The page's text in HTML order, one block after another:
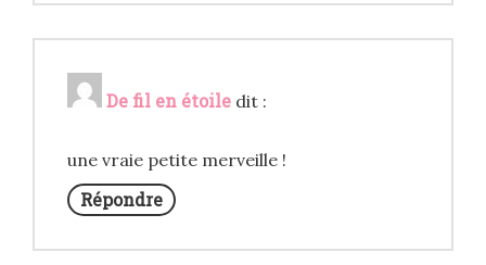
De fil en étoile dit :
une vraie petite merveille !
Répondre